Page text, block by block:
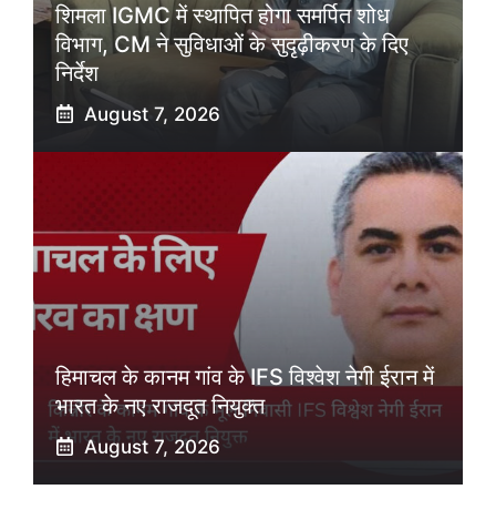
शिमला IGMC में स्थापित होगा समर्पित शोध
विभाग, CM ने सुविधाओं के सुदृढ़ीकरण के दिए
निर्देश
August 7, 2026
हिमाचल के कानम गांव के IFS विश्वेश नेगी ईरान में
भारत के नए राजदूत नियुक्त
August 7, 2026